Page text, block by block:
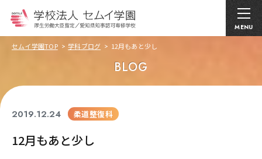
MENU
セムイ学園TOP 学科ブログ 12月もあと少し
BLOG
2019.12.24 柔道整復科
12月もあと少し